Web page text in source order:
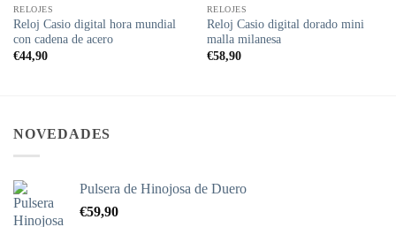
RELOJES
Reloj Casio digital hora mundial
con cadena de acero
€44,90
RELOJES
Reloj Casio digital dorado mini
malla milanesa
€58,90
NOVEDADES
Pulsera de Hinojosa de Duero
€59,90